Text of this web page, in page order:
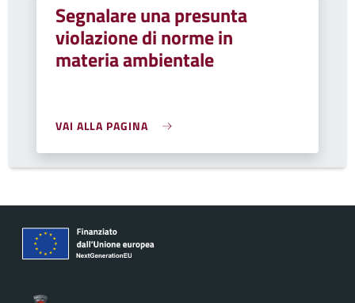
Segnalare una presunta
violazione di norme in
materia ambientale
VAI ALLA PAGINA